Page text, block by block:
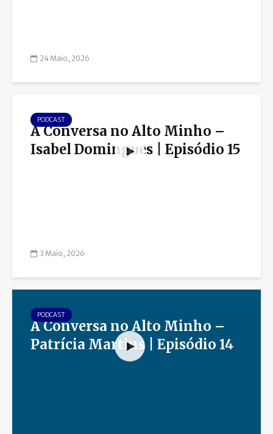
24 Maio, 2026
PODCAST
À Conversa no Alto Minho –
Isabel Domingues | Episódio 15
3 Maio, 2026
PODCAST
À Conversa no Alto Minho –
Patrícia Martins | Episódio 14